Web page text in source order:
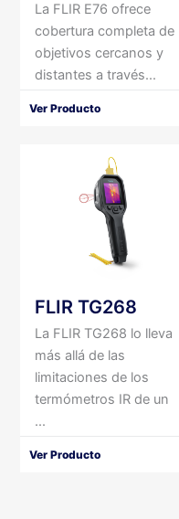
La FLIR E76 ofrece
cobertura completa de
objetivos cercanos y
distantes a través...
Ver Producto
FLIR TG268
La FLIR TG268 lo lleva
más allá de las
limitaciones de los
termómetros IR de un
...
Ver Producto